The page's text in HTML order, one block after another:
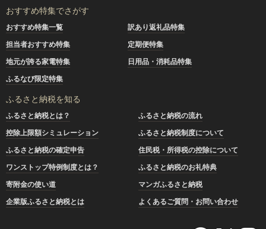
おすすめ特集でさがす
おすすめ特集一覧
訳あり返礼品特集
担当者おすすめ特集
定期便特集
地元が誇る家電特集
日用品・消耗品特集
ふるなび限定特集
ふるさと納税を知る
ふるさと納税とは？
ふるさと納税の流れ
控除上限額シミュレーション
ふるさと納税制度について
ふるさと納税の確定申告
住民税・所得税の控除について
ワンストップ特例制度とは？
ふるさと納税のお礼特典
寄附金の使い道
マンガふるさと納税
企業版ふるさと納税とは
よくあるご質問・お問い合わせ